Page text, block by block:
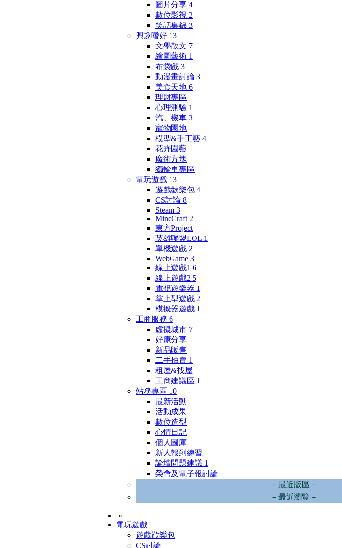
圖片分享 4
數位影視 2
笑話集錦 3
興趣嗜好 13
文學散文 7
繪圖藝術 1
布袋戲 3
動漫畫討論 3
美食天地 6
理財專區
心理測驗 1
汽、機車 3
寵物園地
模型&手工藝 4
花卉園藝
魔術方塊
獨輪車專區
電玩遊戲 13
遊戲歡樂包 4
CS討論 8
Steam 3
MineCraft 2
東方Project
英雄聯盟LOL 1
單機遊戲 2
WebGame 3
線上遊戲1 6
線上遊戲2 5
電視遊樂器 1
掌上型遊戲 2
模擬器遊戲 1
工商服務 6
虛擬城市 7
好康分享
新品販售
二手拍賣 1
租屋&找屋
工商建議區 1
站務專區 10
最新活動
活動成果
數位造型
心情日記
個人圖庫
新人報到練習
論壇問題建議 1
榮會及電子報討論
－最近版區－
－最近瀏覽－
»
電玩遊戲
遊戲歡樂包
CS討論